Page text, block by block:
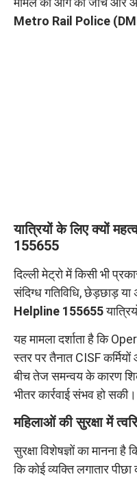
Metro Rail Police
यात्रियों के लिए क्यों
155655
दिल्ली मेट्रो में किसी भी
संदिग्ध गतिविधि, छेड़छाड़
Helpline 155655
यह मामला दर्शाता है कि
स्तर पर तैनात CISF
बीच तेज समन्वय के कारण
भीतर कार्रवाई संभव हो सकी।
महिलाओं की सुरक्षा में
सुरक्षा विशेषज्ञों का मानना
कि कोई व्यक्ति लगातार